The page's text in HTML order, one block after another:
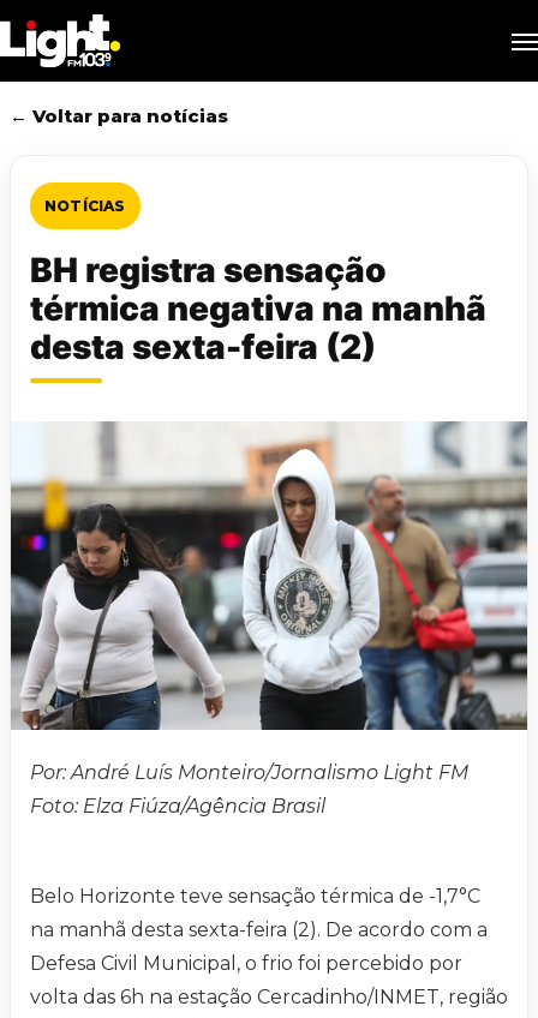
to
main
content
← Voltar para notícias
NOTÍCIAS
BH registra sensação
térmica negativa na manhã
desta sexta-feira (2)
Por: André Luís Monteiro/Jornalismo Light FM
Foto: Elza Fiúza/Agência Brasil
Belo Horizonte teve sensação térmica de -1,7°C
na manhã desta sexta-feira (2). De acordo com a
Defesa Civil Municipal, o frio foi percebido por
volta das 6h na estação Cercadinho/INMET, região